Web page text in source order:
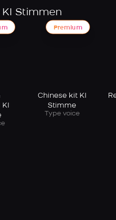
Stimmen
KI
Premium
Chinese kit KI
Stimme
Type voice